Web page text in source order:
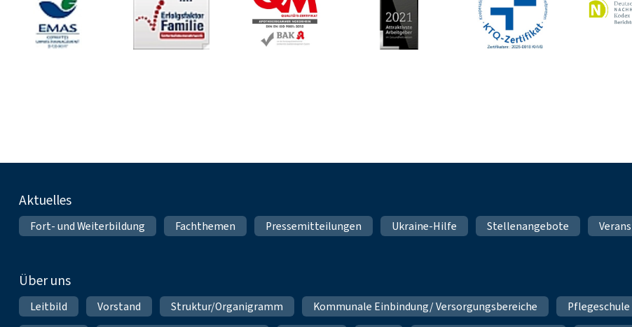
Fußnavigation
Aktuelles
Fort- und Weiterbildung Fachthemen Pressemitteilungen Ukraine-Hilfe Stellenangebote
Über uns
Leitbild Vorstand Struktur/Organigramm Kommunale Einbindung/ Versorgungsbereiche Pflegeschule